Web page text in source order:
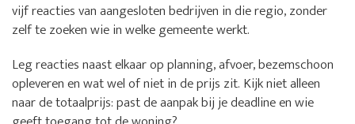
vijf reacties van aangesloten bedrijven in die regio, zonder
zelf te zoeken wie in welke gemeente werkt.
Leg reacties naast elkaar op planning, afvoer, bezemschoon
opleveren en wat wel of niet in de prijs zit. Kijk niet alleen
naar de totaalprijs: past de aanpak bij je deadline en wie